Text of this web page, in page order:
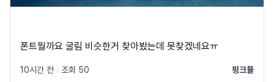
폰트뭘까요 굴림 비슷한거 찾아봤는데 못찾겠네요ㅠ
10시간 전 조회 50 핑크뮬